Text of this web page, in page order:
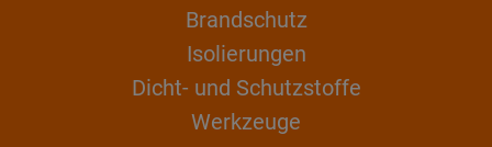
Brandschutz
Isolierungen
Dicht- und Schutzstoffe
Werkzeuge